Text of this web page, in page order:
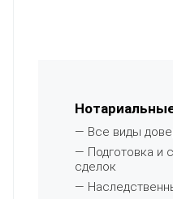
— Все виды
— Подготовка и
сделок
—